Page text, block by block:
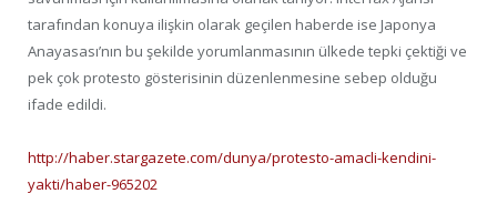
tarafından konuya ilişkin olarak geçilen haberde ise Japonya
Anayasası’nın bu şekilde yorumlanmasının ülkede tepki çektiği ve
pek çok protesto gösterisinin düzenlenmesine sebep olduğu
ifade edildi.
http://haber.stargazete.com/dunya/protesto-amacli-kendini-
yakti/haber-965202